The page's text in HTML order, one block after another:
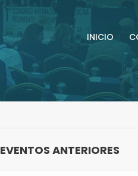
INICIO
EVENTOS ANTERIORES